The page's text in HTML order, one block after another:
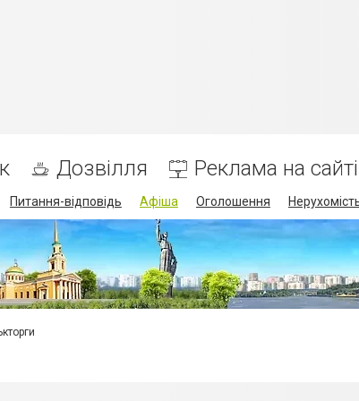
Дозвілля Реклама на сайті
Питання-відповідь Афіша Оголошення